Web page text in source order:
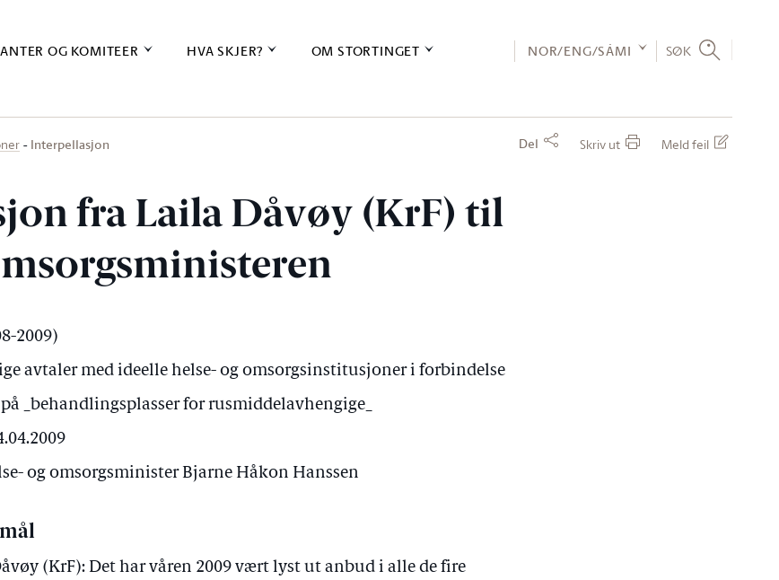
OG KOMITEER HVA SKJER? OM STORTINGET NOR/ENG/SÁMI SØK
Interpellasjon Del Skriv ut Meld feil
fra Laila Dåvøy (KrF) til
2009)
avtaler med ideelle helse- og omsorgsinstitusjoner i forbindelse
_behandlingsplasser for rusmiddelavhengige_
og omsorgsminister Bjarne Håkon Hanssen
(KrF): Det har våren 2009 vært lyst ut anbud i alle de fire